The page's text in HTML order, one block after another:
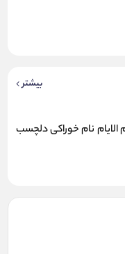
بیشتر
الایام نام خوراکی دلچسب